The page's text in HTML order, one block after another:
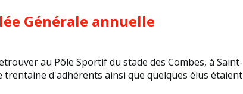
Générale annuelle
au Pôle Sportif du stade des Combes, à Saint-
d'adhérents ainsi que quelques élus étaient